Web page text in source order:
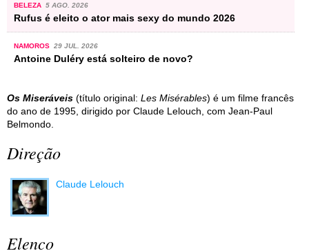
BELEZA 5 AGO. 2026
Rufus é eleito o ator mais sexy do mundo 2026
NAMOROS 29 JUL. 2026
Antoine Duléry está solteiro de novo?
Os Miseráveis (título original: Les Misérables) é um filme francês
do ano de 1995, dirigido por Claude Lelouch, com Jean-Paul
Belmondo.
Direção
Claude Lelouch
Elenco